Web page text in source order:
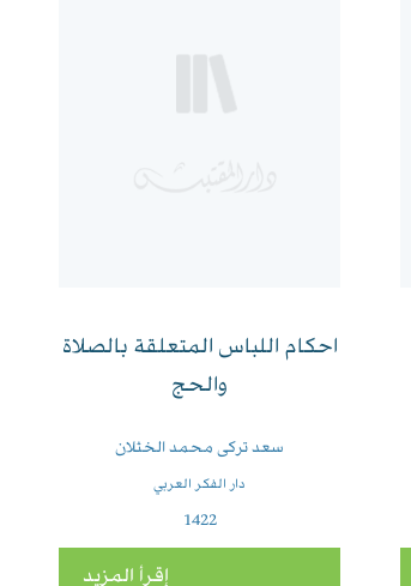
احكام اللباس المتعلقة بالصلاة
والحج
سعد تركى محمد الخثلان
دار الفكر العربي
1422
إقرأ المزيد